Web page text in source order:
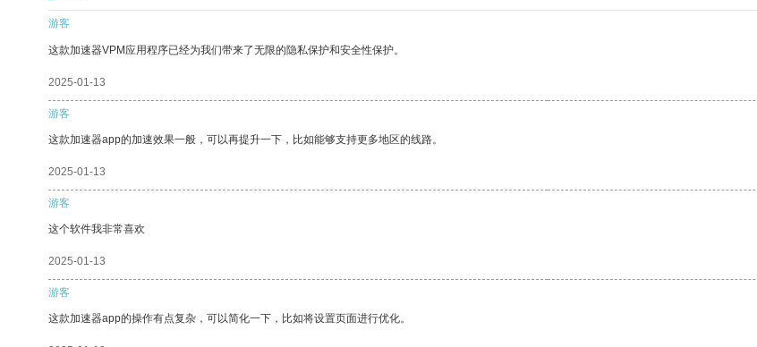
游客
这款加速器VPM应用程序已经为我们带来了无限的隐私保护和安全性保护。
2025-01-13
游客
这款加速器app的加速效果一般，可以再提升一下，比如能够支持更多地区的线路。
2025-01-13
游客
这个软件我非常喜欢
2025-01-13
游客
这款加速器app的操作有点复杂，可以简化一下，比如将设置页面进行优化。